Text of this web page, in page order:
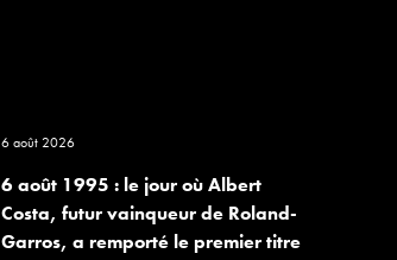
6 août 2026
6 août 1995 : le jour où Albert
Costa, futur vainqueur de Roland-
Garros, a remporté le premier titre